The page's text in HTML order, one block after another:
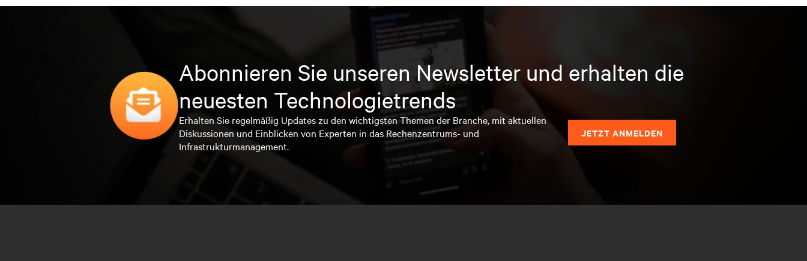
Abonnieren Sie unseren Newsletter und erhalten die
neuesten Technologietrends
Erhalten Sie regelmäßig Updates zu den wichtigsten Themen der Branche, mit aktuellen
Diskussionen und Einblicken von Experten in das Rechenzentrums- und
Infrastrukturmanagement.
JETZT ANMELDEN